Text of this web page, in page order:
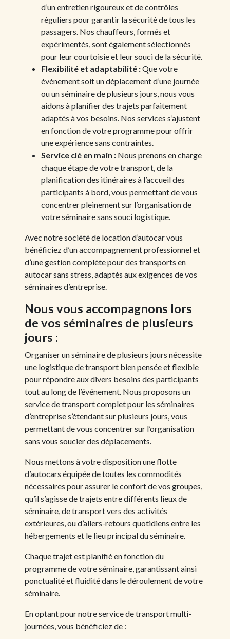
d’un entretien rigoureux et de contrôles
réguliers pour garantir la sécurité de tous les
passagers. Nos chauffeurs, formés et
expérimentés, sont également sélectionnés
pour leur courtoisie et leur souci de la sécurité.
Flexibilité et adaptabilité :Que votre
événement soit un déplacement d’une journée
ou un séminaire de plusieurs jours, nous vous
aidons à planifier des trajets parfaitement
adaptés à vos besoins. Nos services s’ajustent
en fonction de votre programme pour offrir
une expérience sans contraintes.
Service clé en main : Nous prenons en charge
chaque étape de votre transport, de la
planification des itinéraires à l’accueil des
participants à bord, vous permettant de vous
concentrer pleinement sur l’organisation de
votre séminaire sans souci logistique.
Avec notre société de location d’autocar vous
bénéficiez d’un accompagnement professionnel et
d’une gestion complète pour des transports en
autocar sans stress, adaptés aux exigences de vos
séminaires d’entreprise.
Nous vous accompagnons lors
de vos séminaires de plusieurs
jours :
Organiser un séminaire de plusieurs jours nécessite
une logistique de transport bien pensée et flexible
pour répondre aux divers besoins des participants
tout au long de l’événement. Nous proposons un
service de transport complet pour les séminaires
d’entreprise s’étendant sur plusieurs jours, vous
permettant de vous concentrer sur l’organisation
sans vous soucier des déplacements.
Nous mettons à votre disposition une flotte
d’autocars équipée de toutes les commodités
nécessaires pour assurer le confort de vos groupes,
qu’il s’agisse de trajets entre différents lieux de
séminaire, de transport vers des activités
extérieures, ou d’allers-retours quotidiens entre les
hébergements et le lieu principal du séminaire.
Chaque trajet est planifié en fonction du
programme de votre séminaire, garantissant ainsi
ponctualité et fluidité dans le déroulement de votre
séminaire.
En optant pour notre service de transport multi-
journées, vous bénéficiez de :